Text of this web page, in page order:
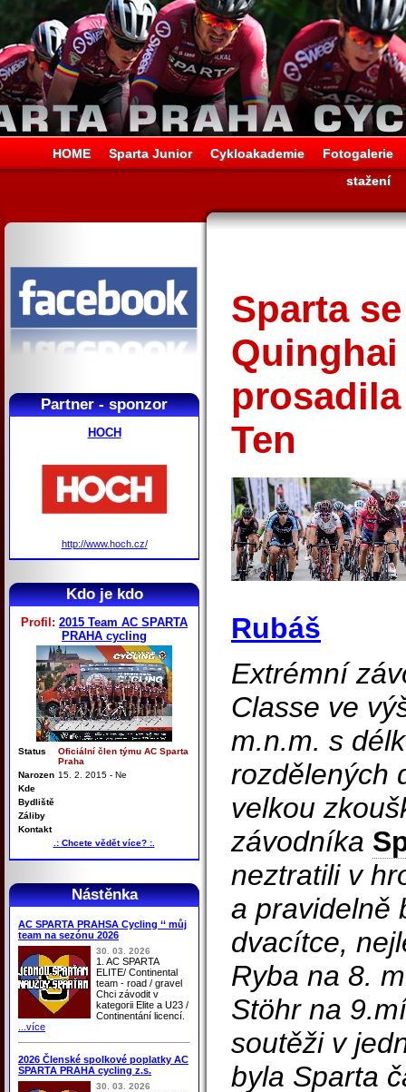
HOME Sparta Junior Cykloakademie
Fotogalerie
stažení
Partner - sponzor
HOCH
http://www.hoch.cz/
Kdo je kdo
Profil: 2015 Team AC SPARTA
PRAHA cycling
Status
Oficiální člen týmu AC Sparta
Praha
Narozen 15. 2. 2015 - Ne
Kde
Bydliště
Záliby
Kontakt
.: Chcete vědět více? :.
Nástěnka
AC SPARTA PRAHSA Cycling ‘‘ můj
team na sezónu 2026
30. 03. 2026
1. AC SPARTA
ELITE/ Continental
team - road / gravel
Chci závodit v
kategorii Elite a U23 /
Continentání licencí.
...více
2026 Členské spolkové poplatky AC
SPARTA PRAHA cycling z.s.
30. 03. 2026
Sparta
Ten
Rubáš
Extrémní
Classe ve
m.n.m. s
rozdělených
velkou
závodníka
neztratili v
a pravidelně
dvacítce,
Ryba na 8.
Stöhr na
soutěži v
byla Sparta